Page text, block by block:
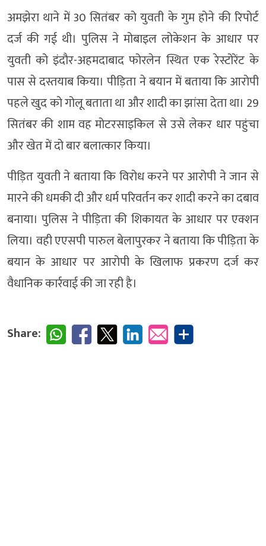
अमझेरा थाने में 30 सितंबर को युवती के गुम होने की रिपोर्ट
दर्ज की गई थी। पुलिस ने मोबाइल लोकेशन के आधार पर
युवती को इंदौर-अहमदाबाद फोरलेन स्थित एक रेस्टोरेंट के
पास से दस्तयाब किया। पीड़िता ने बयान में बताया कि आरोपी
पहले खुद को गोलू बताता था और शादी का झांसा देता था। 29
सितंबर की शाम वह मोटरसाइकिल से उसे लेकर धार पहुंचा
और खेत में दो बार बलात्कार किया।
पीड़ित युवती ने बताया कि विरोध करने पर आरोपी ने जान से
मारने की धमकी दी और धर्म परिवर्तन कर शादी करने का दबाव
बनाया। पुलिस ने पीड़िता की शिकायत के आधार पर एक्शन
लिया। वही एएसपी पारुल बेलापुरकर ने बताया कि पीड़िता के
बयान के आधार पर आरोपी के खिलाफ प्रकरण दर्ज कर
वैधानिक कार्रवाई की जा रही है।
Share: